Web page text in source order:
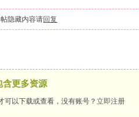
隐藏内容请回复
含更多资源
可以下载或查看，没有账号？立即注册